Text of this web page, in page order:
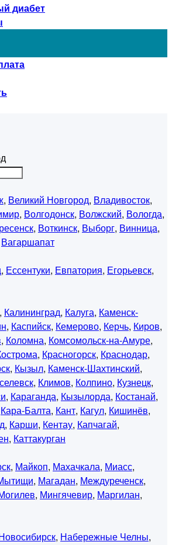
диабет
, Великий Новгород, Владивосток,
, Волгодонск, Волжский, Вологда,
, Воткинск, Выборг, Винница,
Вагаршапат
, Ессентуки, Евпатория, Егорьевск,
, Калининград, Калуга, Каменск-
, Каспийск, Кемерово, Керчь, Киров,
, Коломна, Комсомольск-на-Амуре,
, Красногорск, Краснодар,
, Кызыл, Каменск-Шахтинский,
, Климов, Колпино, Кузнецк,
, Караганда, Кызылорда, Костанай,
Кара-Балта, Кант, Кагул, Кишинёв,
, Карши, Кентау, Капчагай,
, Каттакурган
, Майкоп, Махачкала, Миасс,
, Магадан, Междуреченск,
, Мингячевир, Маргилан,
, Набережные Челны,